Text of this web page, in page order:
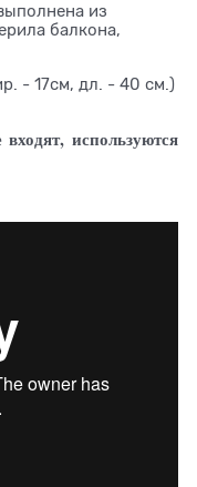
из
балкона,
- 17см, дл. - 40 см.)
используются